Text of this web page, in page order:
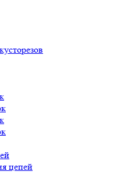
цепей